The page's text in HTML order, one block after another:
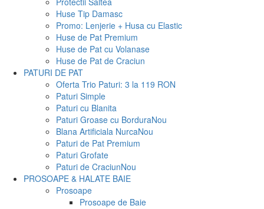
Huse Tip Damasc
Promo: Lenjerie + Husa cu Elastic
Huse de Pat Premium
Huse de Pat cu Volanase
Huse de Pat de Craciun
PATURI DE PAT
Oferta Trio Paturi: 3 la 119 RON
Paturi Simple
Paturi cu Blanita
Paturi Groase cu BorduraNou
Blana Artificiala NurcaNou
Paturi de Pat Premium
Paturi Grofate
Paturi de CraciunNou
PROSOAPE & HALATE BAIE
Prosoape
Prosoape de Baie